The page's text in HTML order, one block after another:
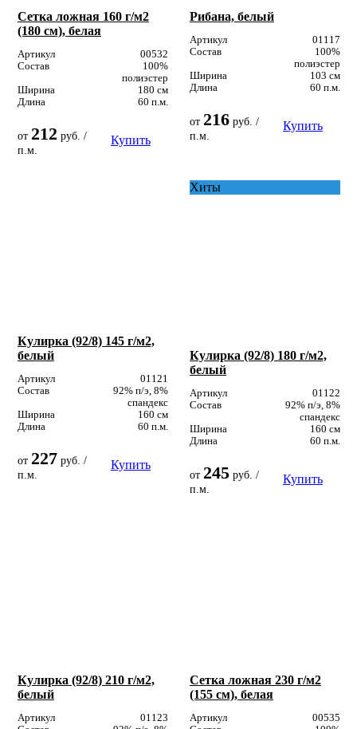
Сетка ложная 160 г/м2
(180 см), белая
Артикул
00532
Состав
100%
полиэстер
Ширина
180 см
Длина
60 п.м.
от 212 руб. /
п.м.
Купить
Рибана, белый
Артикул
01117
Состав
100%
полиэстер
Ширина
103 см
Длина
60 п.м.
от 216 руб. /
п.м.
Купить
Кулирка (92/8) 145 г/м2,
белый
Артикул
01121
Состав
92% п/э, 8%
спандекс
Ширина
160 см
Длина
60 п.м.
от 227 руб. /
п.м.
Купить
Хиты
Кулирка (92/8) 180 г/м2,
белый
Артикул
01122
Состав
92% п/э, 8%
спандекс
Ширина
160 см
Длина
60 п.м.
от 245 руб. /
п.м.
Купить
Кулирка (92/8) 210 г/м2,
белый
Артикул
01123
Сетка ложная 230 г/м2
(155 см), белая
Артикул
00535